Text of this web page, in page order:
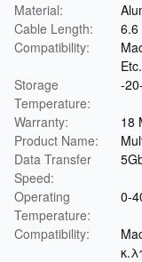
Material:
Cable Length:
6.6
Compatibility:
Etc.
Storage
Temperature:
-
Warranty:
18
Product Name:
Data Transfer
Speed:
Operating
Temperature:
0-
Compatibility: